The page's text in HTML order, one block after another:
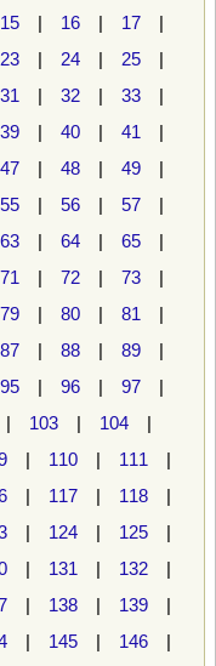
15 | 16 | 17 |
23 | 24 | 25 |
31 | 32 | 33 |
39 | 40 | 41 |
47 | 48 | 49 |
55 | 56 | 57 |
63 | 64 | 65 |
71 | 72 | 73 |
79 | 80 | 81 |
87 | 88 | 89 |
95 | 96 | 97 |
103 | 104 |
| 110 | 111 |
| 117 | 118 |
| 124 | 125 |
| 131 | 132 |
| 138 | 139 |
| 145 | 146 |